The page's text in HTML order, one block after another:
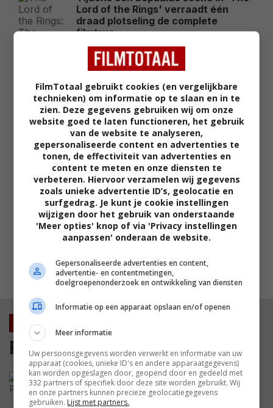
Lord of the Rings' verraadt één
draad plotseling de complete
filmtruc
FEATURED
Zelfs de grote finale van 'The Lord
of the Rings' bevat honderden
fouten die bijna niemand tijdens het
kijken ziet
FEATURED
Niet Tom Holland of Matt Damon
maar deze acteur is onverwacht de
kassamagneet van 2026
FEATURED
Leonardo DiCaprio noemt de grote
filmrol die hij 30 jaar later nog altijd
betreurt
MEEST GELEZEN
Nieuws
Film
Geen computereffecten: Sigourney
Weaver deed dit basketbalshot als een
echte pro voor 'Alien: Resurrection'
FilmTotaal gebruikt cookies (en vergelijkbare
technieken) om informatie op te slaan en in te
zien. Deze gegevens gebruiken wij om onze
website goed te laten functioneren, het gebruik
van de website te analyseren,
gepersonaliseerde content en advertenties te
tonen, de effectiviteit van advertenties en
content te meten en onze diensten te
verbeteren. Hiervoor verzamelen wij gegevens
zoals unieke advertentie ID’s, geolocatie en
surfgedrag. Je kunt je cookie instellingen
wijzigen door het gebruik van onderstaande
'Meer opties' knop of via 'Privacy instellingen
aanpassen' onderaan de website.
Gepersonaliseerde advertenties en content,
advertentie- en contentmetingen,
doelgroepenonderzoek en ontwikkeling van diensten
Informatie op een apparaat opslaan en/of openen
Meer informatie
Uw persoonsgegevens worden verwerkt en informatie van uw
apparaat (cookies, unieke ID's en andere apparaatgegevens)
kan worden opgeslagen door, geopend door en gedeeld met
332 partners of specifiek door deze site worden gebruikt. Wij
en onze partners kunnen precieze geolocatiegegevens
gebruiken. Lijst met partners.